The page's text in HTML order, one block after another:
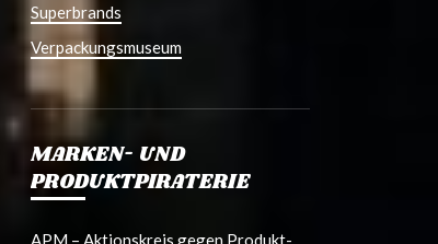
Superbrands
Verpackungsmuseum
MARKEN- UND
PRODUKTPIRATERIE
APM – Aktionskreis gegen Produkt-